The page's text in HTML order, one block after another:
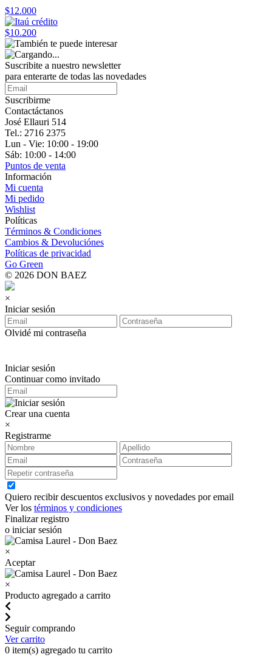
$12.000
$10.200
Suscribite a nuestro newsletter
para enterarte de todas las novedades
Suscribirme
Contactáctanos
José Ellauri 514
Tel.: 2716 2375
Lun - Vie: 10:00 - 19:00
Sáb: 10:00 - 14:00
Puntos de venta
Información
Mi cuenta
Mi pedido
Wishlist
Políticas
Términos & Condiciones
Cambios & Devoluciónes
Políticas de privacidad
Go Green
© 2026 DON BAEZ
×
Iniciar sesión
Olvidé mi contraseña
Iniciar sesión
Continuar como invitado
Crear una cuenta
×
Registrarme
Quiero recibir descuentos exclusivos y novedades por email
Ver los términos y condiciones
Finalizar registro
o iniciar sesión
×
Aceptar
×
Producto agregado a carrito
Seguir comprando
Ver carrito
0 item(s) agregado tu carrito